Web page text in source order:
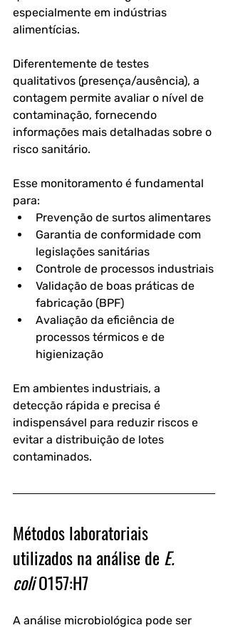
especialmente em indústrias
alimentícias.
Diferentemente de testes
qualitativos (presença/ausência), a
contagem permite avaliar o nível de
contaminação, fornecendo
informações mais detalhadas sobre o
risco sanitário.
Esse monitoramento é fundamental
para:
Prevenção de surtos alimentares
Garantia de conformidade com
legislações sanitárias
Controle de processos industriais
Validação de boas práticas de
fabricação (BPF)
Avaliação da eficiência de
processos térmicos e de
higienização
Em ambientes industriais, a
detecção rápida e precisa é
indispensável para reduzir riscos e
evitar a distribuição de lotes
contaminados.
Métodos laboratoriais
utilizados na análise de E.
coli O157:H7
A análise microbiológica pode ser